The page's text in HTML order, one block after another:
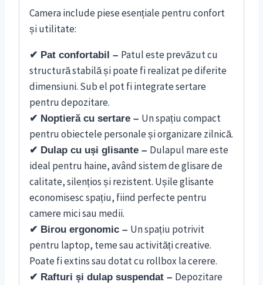
Camera include piese esențiale pentru confort
și utilitate:
✔ Pat confortabil – Patul este prevăzut cu
structură stabilă și poate fi realizat pe diferite
dimensiuni. Sub el pot fi integrate sertare
pentru depozitare.
✔ Noptieră cu sertare – Un spațiu compact
pentru obiectele personale și organizare zilnică.
✔ Dulap cu uși glisante – Dulapul mare este
ideal pentru haine, având sistem de glisare de
calitate, silențios și rezistent. Ușile glisante
economisesc spațiu, fiind perfecte pentru
camere mici sau medii.
✔ Birou ergonomic – Un spațiu potrivit
pentru laptop, teme sau activități creative.
Poate fi extins sau dotat cu rollbox la cerere.
✔ Rafturi și dulap suspendat – Depozitare